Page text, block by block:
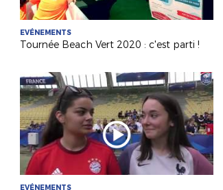
EVÉNEMENTS
Tournée Beach Vert 2020 : c'est parti !
EVÉNEMENTS